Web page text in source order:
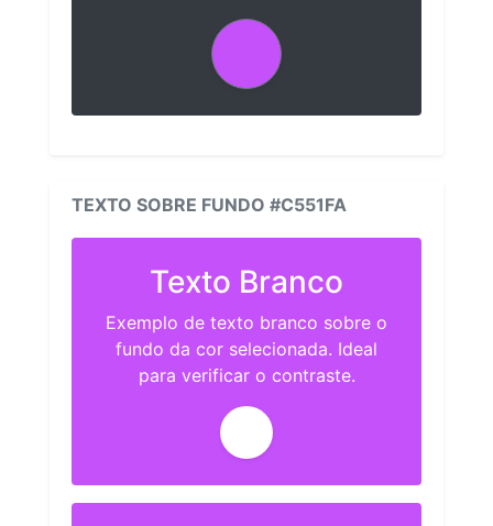
TEXTO SOBRE FUNDO #C551FA
Texto Branco
Exemplo de texto branco sobre o
fundo da cor selecionada. Ideal
para verificar o contraste.